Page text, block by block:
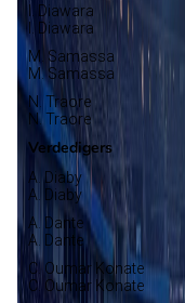
I. Diawara
I. Diawara
M. Samassa
M. Samassa
N. Traore
N. Traore
Verdedigers
A. Diaby
A. Diaby
A. Dante
A. Dante
C. Oumar Konate
C. Oumar Konate